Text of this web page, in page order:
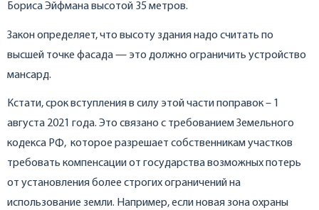
Бориса Эйфмана высотой 35 метров.
Закон определяет, что высоту здания надо считать по
высшей точке фасада — это должно ограничить устройство
мансард.
Кстати, срок вступления в силу этой части поправок – 1
августа 2021 года. Это связано с требованием Земельного
кодекса РФ, которое разрешает собственникам участков
требовать компенсации от государства возможных потерь
от установления более строгих ограничений на
использование земли. Например, если новая зона охраны